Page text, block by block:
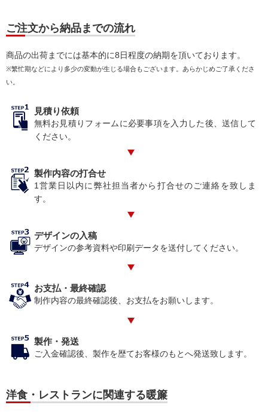
ご注文から納品までの流れ
商品の出荷までには基本的に8日程度の納期を頂いております。
※繁忙期などにより多少の変動が生じる場合もございます。あらかじめご了承くださ
い。
見積り依頼
無料お見積りフォームに必要事項を入力した後、送信して
ください。
製作内容の打合せ
1営業日以内に弊社担当者から打合せのご連絡を致しま
す。
デザインの入稿
デザインの参考資料や印刷データを送付してください。
お支払・最終確認
制作内容の最終確認後、お支払をお願いします。
製作・発送
ご入金確認後、製作を歴てお客様のもとへ発送致します。
洋食・レストランに関連する暖簾